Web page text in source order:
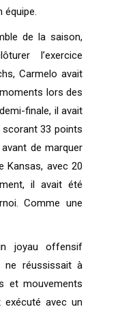
équipe.
de la saison,
l’exercice
Carmelo avait
lors des
finale, il avait
33 points
de marquer
Kansas, avec 20
il avait été
Comme une
joyau offensif
ne réussissait à
et mouvements
exécuté avec un